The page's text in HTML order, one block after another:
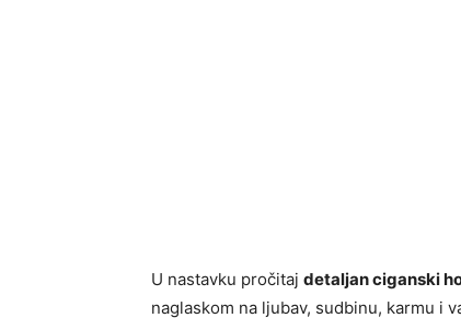
U nastavku pročitaj detaljan ciganski
naglaskom na ljubav, sudbinu, karmu i